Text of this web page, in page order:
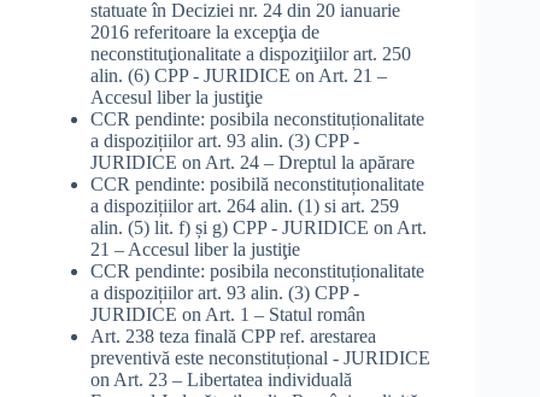
statuate în Deciziei nr. 24 din 20 ianuarie
2016 referitoare la excepţia de
neconstituţionalitate a dispoziţiilor art. 250
alin. (6) CPP - JURIDICE on Art. 21 –
Accesul liber la justiţie
CCR pendinte: posibila neconstituționalitate
a dispozițiilor art. 93 alin. (3) CPP -
JURIDICE on Art. 24 – Dreptul la apărare
CCR pendinte: posibilă neconstituționalitate
a dispozițiilor art. 264 alin. (1) si art. 259
alin. (5) lit. f) și g) CPP - JURIDICE on Art.
21 – Accesul liber la justiţie
CCR pendinte: posibila neconstituționalitate
a dispozițiilor art. 93 alin. (3) CPP -
JURIDICE on Art. 1 – Statul român
Art. 238 teza finală CPP ref. arestarea
preventivă este neconstituțional - JURIDICE
on Art. 23 – Libertatea individuală